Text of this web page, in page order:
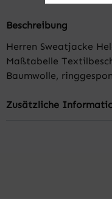
Beschreibung
Herren Sweatjacke
Maßtabelle
Baumwolle,
Zusätzliche